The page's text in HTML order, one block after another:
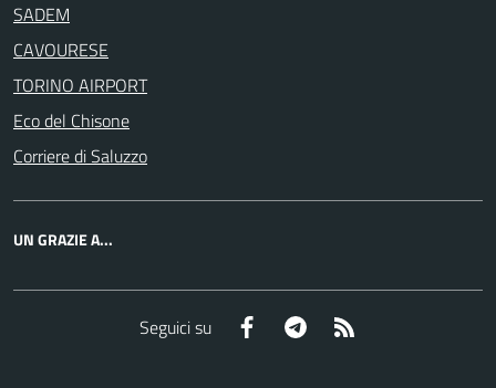
SADEM
CAVOURESE
TORINO AIRPORT
Eco del Chisone
Corriere di Saluzzo
UN GRAZIE A...
Seguici su Facebook Telegram